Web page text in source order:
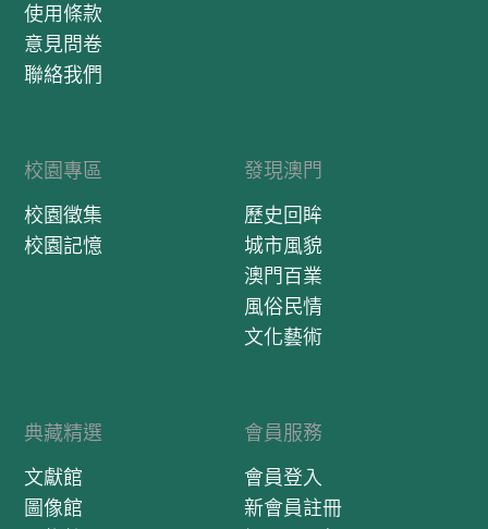
使用條款
意見問卷
聯絡我們
校園專區
校園徵集
校園記憶
發現澳門
歷史回眸
城市風貌
澳門百業
風俗民情
文化藝術
典藏精選
文獻館
圖像館
會員服務
會員登入
新會員註冊